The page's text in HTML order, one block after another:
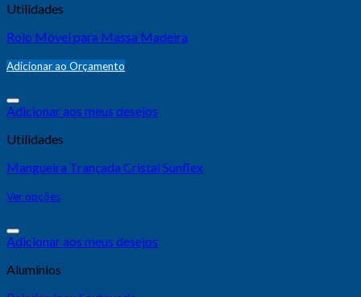
Utilidades
Rolo Móvel para Massa Madeira
Adicionar ao Orçamento
Adicionar aos meus desejos
Utilidades
Mangueira Trançada Cristal Sunflex
Ver opções
Adicionar aos meus desejos
Alumínios